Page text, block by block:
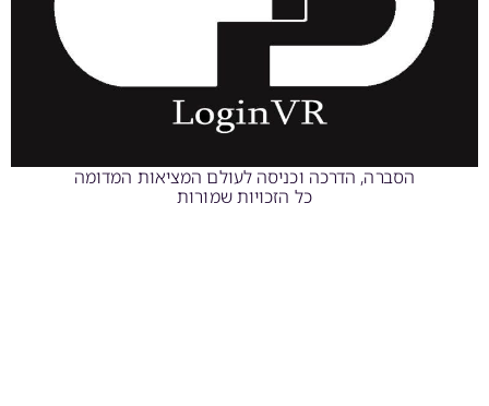
הסברה, הדרכה וכניסה לעולם המציאות המדומה
כל הזכויות שמורות